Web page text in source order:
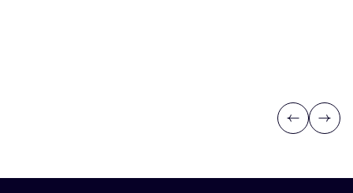
Previous
Next